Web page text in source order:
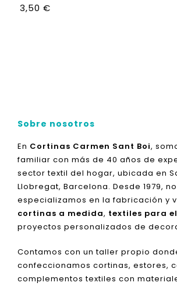
3,50 €
Sobre nosotros
En Cortinas Carmen Sant Boi,
familiar con más de 40 años de
sector textil del hogar, ubicada en
Llobregat, Barcelona. Desde 1979,
especializamos en la fabricación y
cortinas a medida, textiles para
proyectos personalizados de
Contamos con un taller propio
confeccionamos cortinas, estores,
complementos textiles con